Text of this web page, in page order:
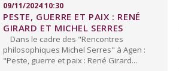
09/11/2024 10:30
PESTE, GUERRE ET PAIX : RENÉ
GIRARD ET MICHEL SERRES
Dans le cadre des "Rencontres
philosophiques Michel Serres" à Agen :
"Peste, guerre et paix : René Girard...